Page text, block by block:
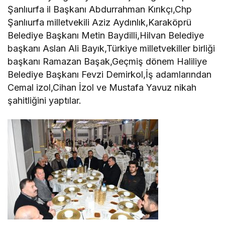
Şanlıurfa il Başkanı Abdurrahman Kırıkçı,Chp
Şanlıurfa milletvekili Aziz Aydınlık,Karaköprü
Belediye Başkanı Metin Baydilli,Hilvan Belediye
başkanı Aslan Ali Bayık,Türkiye milletvekiller birliği
başkanı Ramazan Başak,Geçmiş dönem Haliliye
Belediye Başkanı Fevzi Demirkol,İş adamlarından
Cemal izol,Cihan İzol ve Mustafa Yavuz nikah
şahitliğini yaptılar.